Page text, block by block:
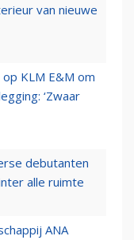
van nieuwe
KLM E&M om
‘Zwaar
debutanten
alle ruimte
ANA